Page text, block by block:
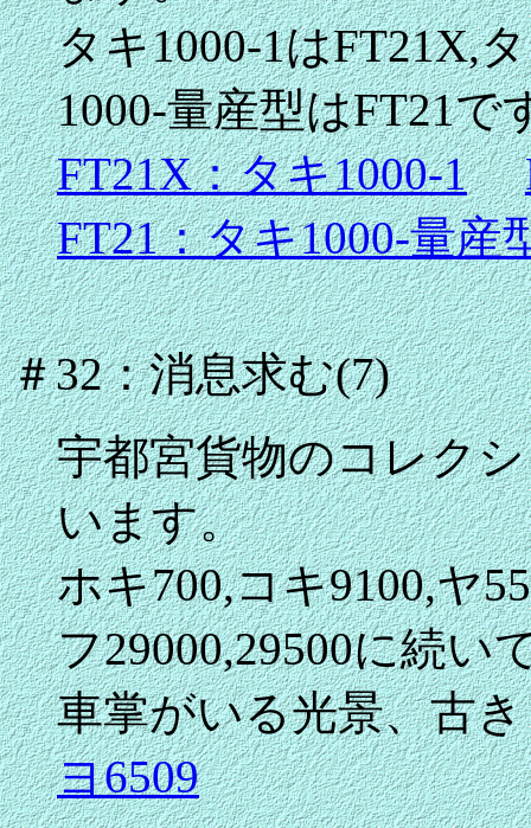
タキ1000-1はFT21X,
1000-量産型はFT21で
FT21X：タキ1000-1
FT21：タキ1000-量産
＃32：消息求む(7)
宇都宮貨物のコレク
います。
ホキ700,コキ9100,ヤ
フ29000,29500に続い
車掌がいる光景、古
ヨ6509